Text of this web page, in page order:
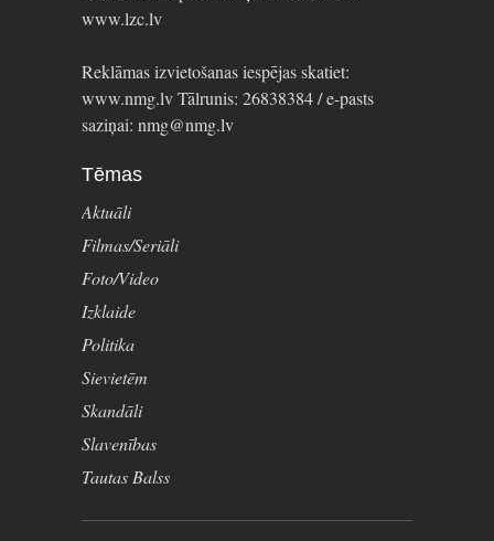
www.lzc.lv
Reklāmas izvietošanas iespējas skatiet:
www.nmg.lv Tālrunis: 26838384 / e-pasts
saziņai: nmg@nmg.lv
Tēmas
Aktuāli
Filmas/Seriāli
Foto/Video
Izklaide
Politika
Sievietēm
Skandāli
Slavenības
Tautas Balss